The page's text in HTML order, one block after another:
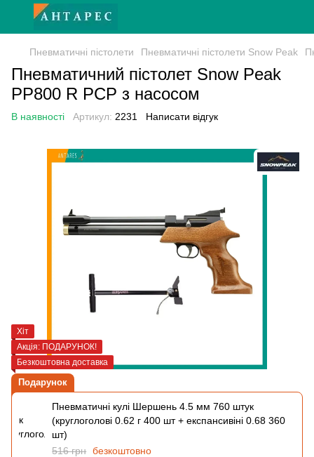
Пневматичні пістолети Пневматичні пістолети Snow Peak
Пневматичний пістолет Snow Peak
PP800 R PCP з насосом
В наявності Артикул: 2231 Написати відгук
Хіт
Акція: ПОДАРУНОК!
Безкоштовна доставка
Подарунок
Пневматичні кулі Шершень 4.5 мм 760 штук
(круглоголові 0.62 г 400 шт + експансивіні 0.68 360
шт)
516 грн безкоштовно